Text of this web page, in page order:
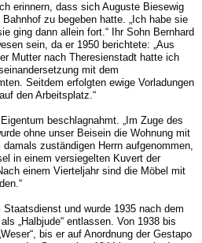
erinnern, dass sich Auguste Biesewig
zu begeben hatte. „Ich habe sie
ging dann allein fort.“ Ihr Sohn Bernhard
sein, da er 1950 berichtete: „Aus
Mutter nach Theresienstadt hatte ich
mit dem
Seitdem erfolgten ewige Vorladungen
den Arbeitsplatz.“
beschlagnahmt. „Im Zuge des
ohne unser Beisein die Wohnung mit
zuständigen Herrn aufgenommen,
in einem versiegelten Kuvert der
einem Vierteljahr sind die Möbel mit
und wurde 1935 nach dem
„Halbjude“ entlassen. Von 1938 bis
bis er auf Anordnung der Gestapo